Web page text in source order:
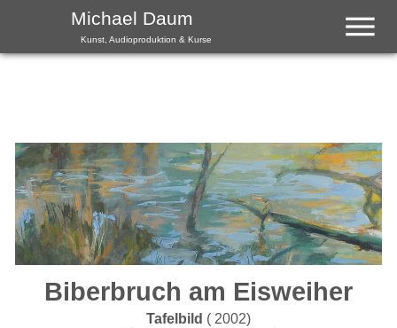
Michael Daum
Kunst, Audioproduktion & Kurse
Biberbruch am Eisweiher
Tafelbild ( 2002)